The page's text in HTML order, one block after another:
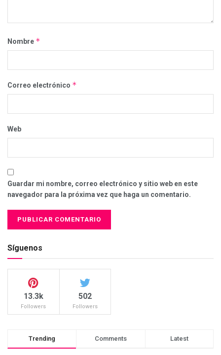
Nombre *
Correo electrónico *
Web
Guardar mi nombre, correo electrónico y sitio web en este
navegador para la próxima vez que haga un comentario.
Síguenos
13.3k
Followers
502
Followers
Trending Comments Latest